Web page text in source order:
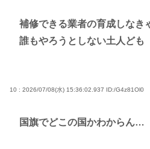
補修できる業者の育成しなき
誰もやろうとしない土人ども
10 : 2026/07/08(水) 15:36:02.937 ID:/G4z81Ol0
国旗でどこの国かわからん…